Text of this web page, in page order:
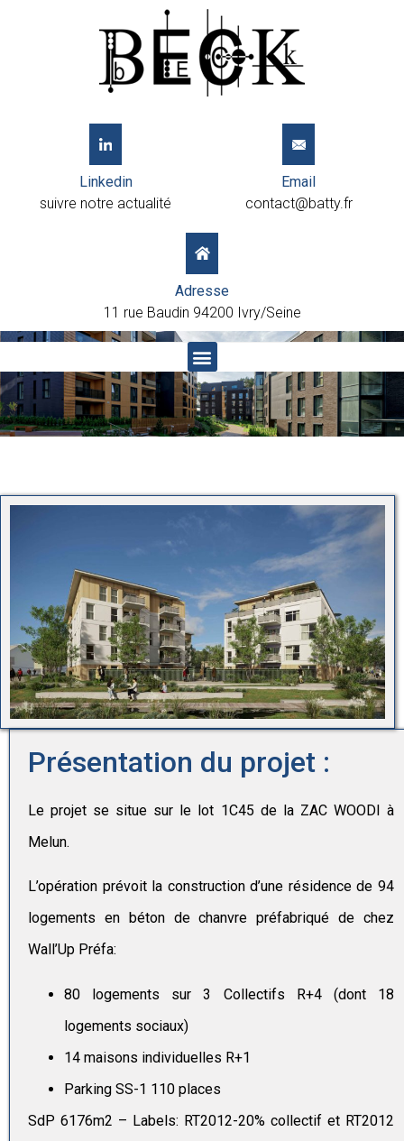
Linkedin
suivre notre actualité
Email
contact@batty.fr
Adresse
11 rue Baudin 94200 Ivry/Seine
Présentation du projet :
Le projet se situe sur le lot 1C45 de la ZAC WOODI à
Melun.
L’opération prévoit la construction d’une résidence de 94
logements en béton de chanvre préfabriqué de chez
Wall’Up Préfa:
80 logements sur 3 Collectifs R+4 (dont 18
logements sociaux)
14 maisons individuelles R+1
Parking SS-1 110 places
SdP 6176m2 – Labels: RT2012-20% collectif et RT2012